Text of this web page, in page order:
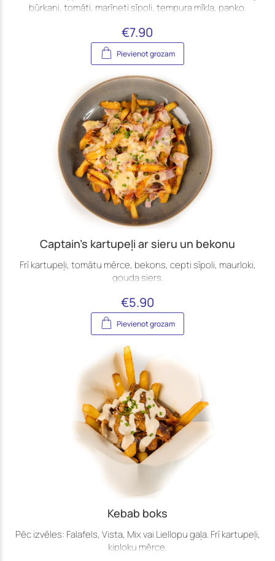
būrkani, tomāti, marīneti sīpoli, tempura mīkla, panko.
€7.90
Pievienot grozam
Captain’s kartupeļi ar sieru un bekonu
Frī kartupeļi, tomātu mērce, bekons, cepti sīpoli, maurloki,
gouda siers.
€5.90
Pievienot grozam
Kebab boks
Pēc izvēles: Falafels, Vista, Mix vai Liellopu gaļa. Frī kartupeļi,
ķiploku mērce.